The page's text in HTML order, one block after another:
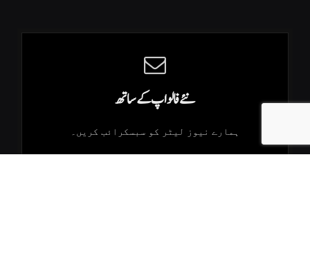
نئے فالو اپ کے ساتھ
ہمارے نیوز لیٹر کو سبسکرائب کریں۔